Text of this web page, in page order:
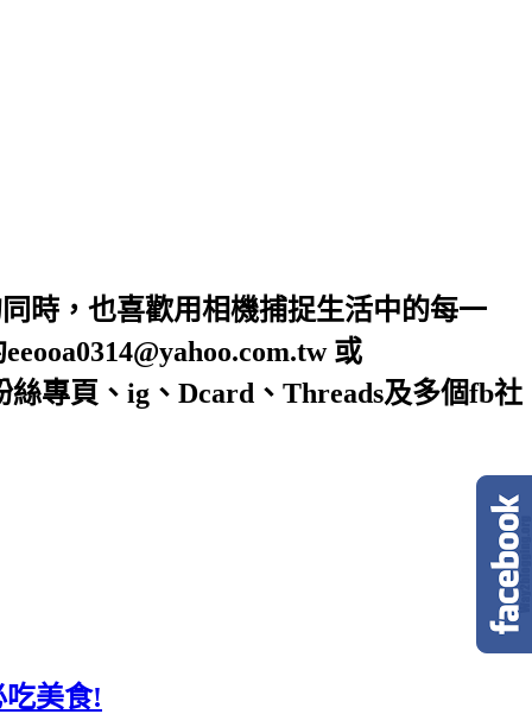
時，也喜歡用相機捕捉生活中的每一
或
絲專頁、ig、Dcard、Threads及多個fb社
美食!